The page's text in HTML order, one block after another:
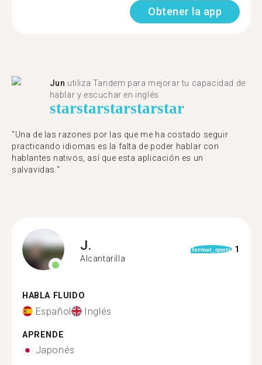
Obtener la app
Jun utiliza Tandem para mejorar tu capacidad de
hablar y escuchar en inglés.
starstarstarstarstar
"Una de las razones por las que me ha costado seguir
practicando idiomas es la falta de poder hablar con
hablantes nativos, así que esta aplicación es un
salvavidas."
J.
Alcantarilla
format_quote 1
HABLA FLUIDO
Español Inglés
APRENDE
Japonés